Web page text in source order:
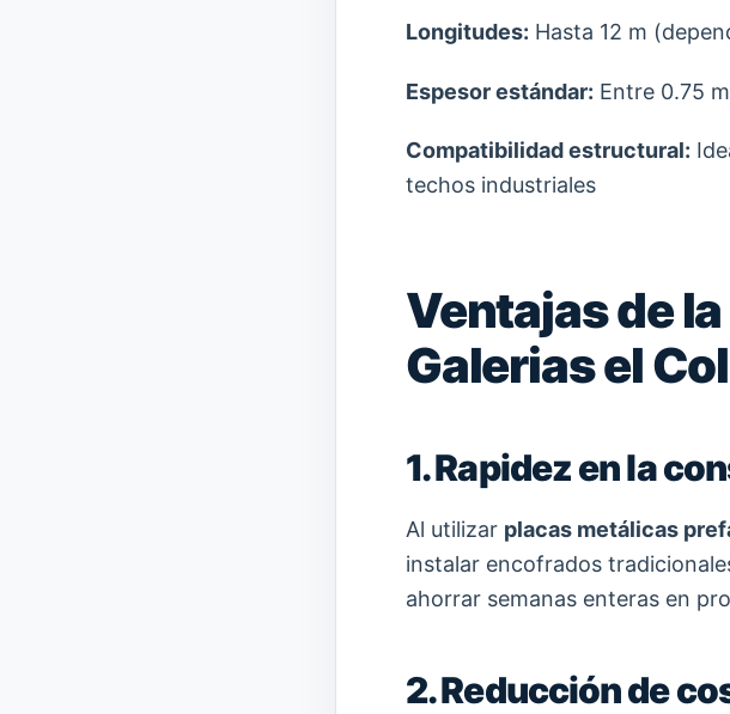
Longitudes: Hasta 12 m
Espesor estándar: Entre 0.75
Compatibilidad estructural:
techos industriales
Ventajas de
Galerias el
1. Rapidez en la
Al utilizar placas metálicas
instalar encofrados
ahorrar semanas enteras en
2. Reducción de